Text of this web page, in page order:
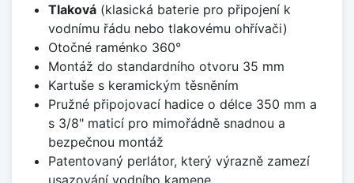
Tlaková(klasická baterie pro připojení k
vodnímu řádu nebo tlakovému ohřívači)
Otočné raménko 360°
Montáž do standardního otvoru 35 mm
Kartuše s keramickým těsněním
Pružné připojovací hadice o délce 350 mm a
s 3/8" maticí pro mimořádně snadnou a
bezpečnou montáž
Patentovaný perlátor, který výrazně zamezí
usazování vodního kamene